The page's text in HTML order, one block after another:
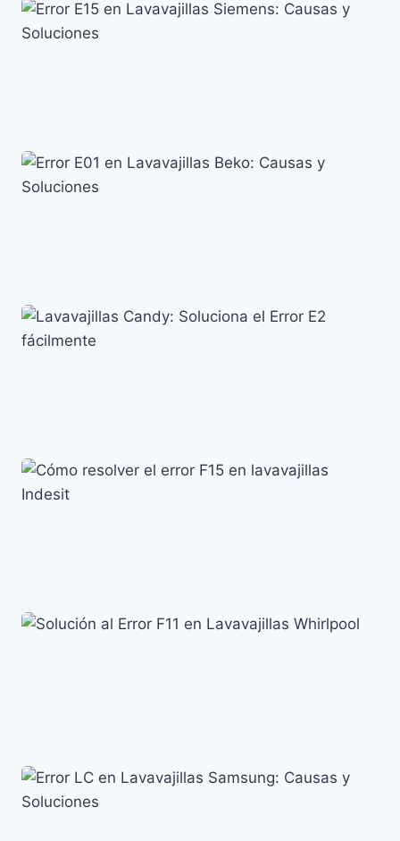
Error E15 en Lavavajillas Siemens: Causas y
Soluciones
Error E01 en Lavavajillas Beko: Causas y Soluciones
Códigos de error y su significado
Lavavajillas Candy: Soluciona el Error E2 fácilmente
Códigos de error y su significado
Cómo resolver el error F15 en lavavajillas Indesit
Solución al Error F11 en Lavavajillas Whirlpool
Códigos de error y su significado